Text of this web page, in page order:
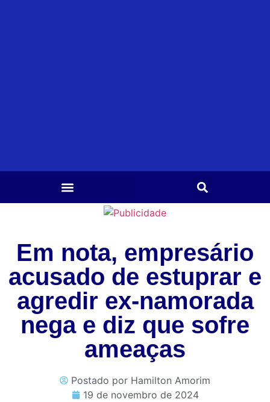
Em nota, empresário
acusado de estuprar e
agredir ex-namorada
nega e diz que sofre
ameaças
Postado por Hamilton Amorim
19 de novembro de 2024